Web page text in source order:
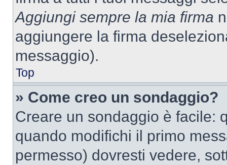
Aggiungi sempre la mia firma
aggiungere la firma
messaggio).
Top
» Come creo un sondaggio?
Creare un sondaggio è facile:
quando modifichi il primo
permesso) dovresti vedere,